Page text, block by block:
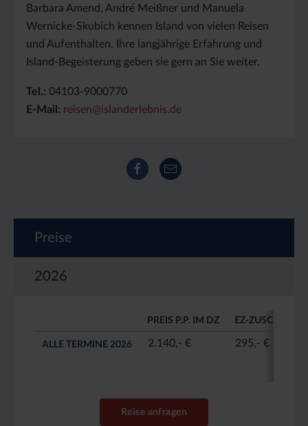
Barbara Amend, André Meißner und Manuela
Wernicke-Skubich kennen Island von vielen Reisen
und Aufenthalten. Ihre langjährige Erfahrung und
Island-Begeisterung geben sie gern an Sie weiter.
Tel.: 04103-9000770
E-Mail: reisen@islanderlebnis.de
Facebook
E-Mail
Preise
2026
PREIS P.P. IM DZ EZ-ZUSCHLAG
ALLE TERMINE 2026 2.140,- € 295,- €
Reise anfragen